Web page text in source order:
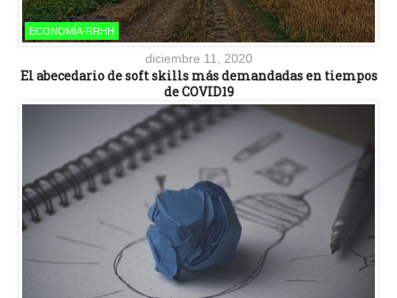
ECONOMÍA-RRHH
diciembre 11, 2020
El abecedario de soft skills más demandadas en tiempos
de COVID19